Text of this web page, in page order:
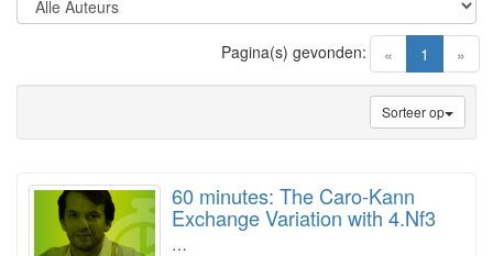
« 1 (current)
»
Pagina(s) gevonden:
Sorteer op
60 minutes: The Caro-Kann
Exchange Variation with 4.Nf3
…